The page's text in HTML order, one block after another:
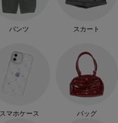
パンツ スカート
スマホケース バッグ